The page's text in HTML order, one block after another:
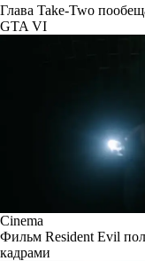
Глава Take-Two
GTA VI
Cinema
Фильм Resident Evil
кадрами